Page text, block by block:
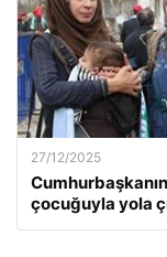
27/12/2025
çocuğuyla yola